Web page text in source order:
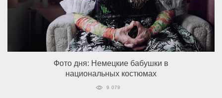
Фото дня: Немецкие бабушки в
национальных костюмах
9 079